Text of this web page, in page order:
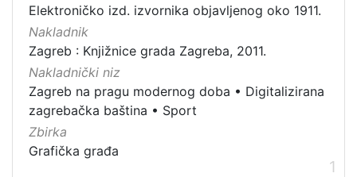
Nakladnička
cjelina
Zagreb na pragu modernog doba
Digitalizirana zagrebačka baština
Elektroničko izd. izvornika objavljenog oko 1911.
Nakladnik
Zagreb : Knjižnice grada Zagreba, 2011.
Nakladnički niz
Zagreb na pragu modernog doba • Digitalizirana
zagrebačka baština • Sport
Zbirka
Grafička građa
1